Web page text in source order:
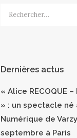
Rechercher :
Dernières actus
« Alice RECOQUE
» : un spectacle né
Numérique de
septembre à Paris